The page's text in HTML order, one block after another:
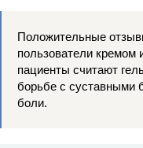
Положительные
пользователи кремом
пациенты считают
борьбе с суставными
боли.